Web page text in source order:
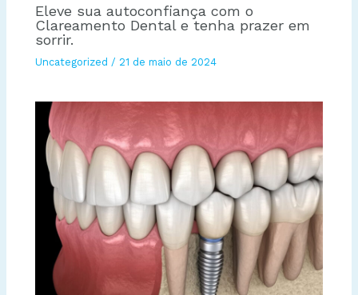
Eleve sua autoconfiança com o
Clareamento Dental e tenha prazer em
sorrir.
Uncategorized /21 de maio de 2024